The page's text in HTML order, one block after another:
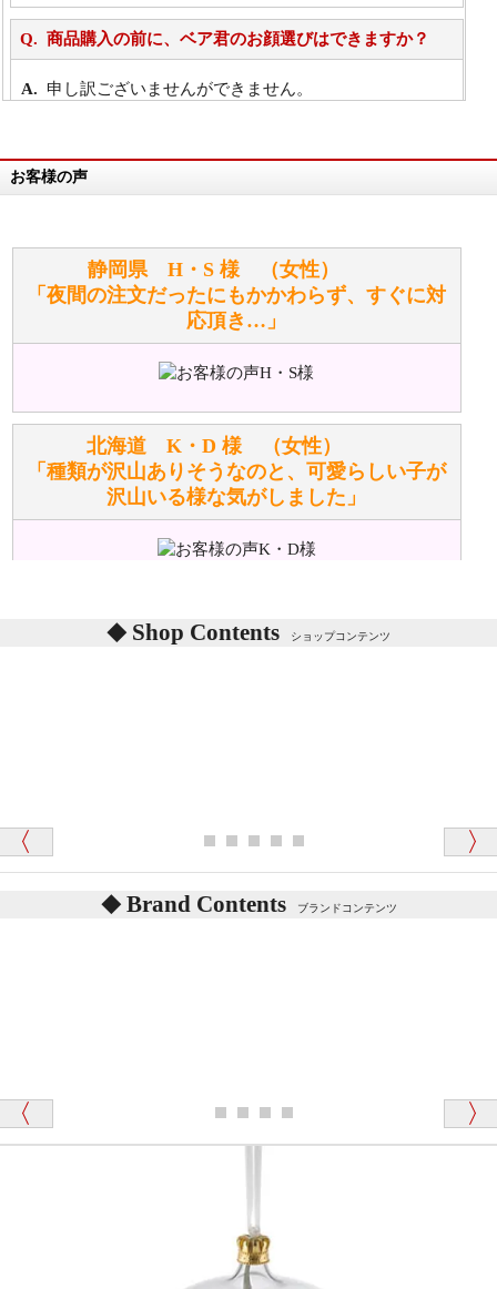
商品購入の前に、ベア君のお顔選びはできますか？
申し訳ございませんができません。
万が一欲しい商品が見つからない場合は、探して取り
お任せください！それは当店が謡っています「おも
てなしの心」で対応させていただきます。
シュタイフのぬいぐるみは洗濯できますか？ ぬいぐ
るみのお手入れ方法を教えてください。
詳しくはこちら をご覧ください。
ぬいぐるみの耳に付いているボタンやタグに、何か意
味などがありますか？
詳しくはこちらをご覧ください。
体をねかせたりおこしたりすると「グーグー」と鳴く
記載しておりますので、ぜひ探してみてください。
ディベアがいます。
「スクエーカー内蔵」と記載しておりますので、ぜひ
探してみてください。
当店はネット販売ですので実物をお見せすることが
お客様の声
静岡県 H・S 様 （女性）
「夜間の注文だったにもかかわらず、すぐに対
応頂き…」
北海道 K・D 様 （女性）
「種類が沢山ありそうなのと、可愛らしい子が
沢山いる様な気がしました」
東京都 M・K 様 （女性）
「対応はどちらも丁寧でした。値段と他の融通
「商品説明が細やかで丁寧であったことです」
「前に買ったことがあったお店でしたので」
千葉県 U・Y 様 （女性）
Shop Contents ショップコンテンツ
Brand Contents ブランドコンテンツ